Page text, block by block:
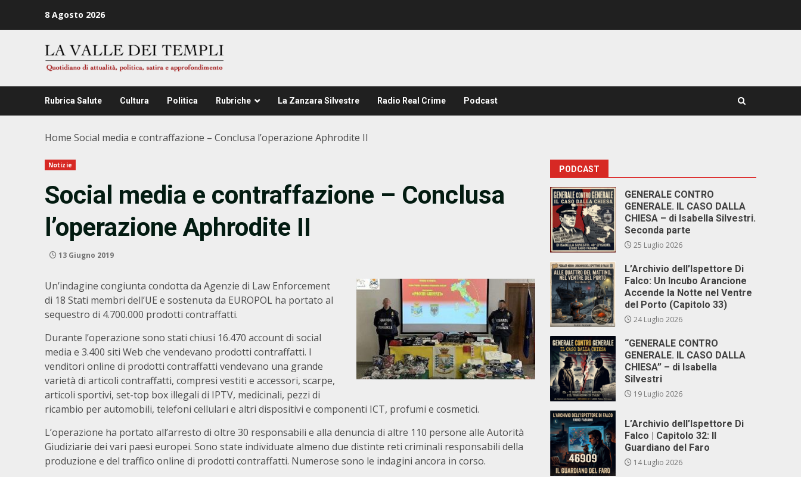
8 Agosto 2026
Rubrica Salute Cultura Politica Rubriche La Zanzara Silvestre Radio Real Crime Podcast
Home Social media e contraffazione – Conclusa l’operazione Aphrodite II
Notizie
Social media e contraffazione – Conclusa
l’operazione Aphrodite II
13 Giugno 2019
Un’indagine congiunta condotta da Agenzie di Law Enforcement
di 18 Stati membri dell’UE e sostenuta da EUROPOL ha portato al
sequestro di 4.700.000 prodotti contraffatti.
Durante l’operazione sono stati chiusi 16.470 account di social
media e 3.400 siti Web che vendevano prodotti contraffatti. I
venditori online di prodotti contraffatti vendevano una grande
varietà di articoli contraffatti, compresi vestiti e accessori, scarpe,
articoli sportivi, set-top box illegali di IPTV, medicinali, pezzi di
ricambio per automobili, telefoni cellulari e altri dispositivi e componenti ICT, profumi e cosmetici.
L’operazione ha portato all’arresto di oltre 30 responsabili e alla denuncia di altre 110 persone alle Autorità
Giudiziarie dei vari paesi europei. Sono state individuate almeno due distinte reti criminali responsabili della
produzione e del traffico online di prodotti contraffatti. Numerose sono le indagini ancora in corso.
PODCAST
GENERALE CONTRO
GENERALE. IL CASO DALLA
CHIESA – di Isabella Silvestri.
Seconda parte
25 Luglio 2026
L’Archivio dell’Ispettore Di
Falco: Un Incubo Arancione
Accende la Notte nel Ventre
del Porto (Capitolo 33)
24 Luglio 2026
“GENERALE CONTRO
GENERALE. IL CASO DALLA
CHIESA” – di Isabella
Silvestri
19 Luglio 2026
L’Archivio dell’Ispettore Di
Falco | Capitolo 32: Il
Guardiano del Faro
14 Luglio 2026